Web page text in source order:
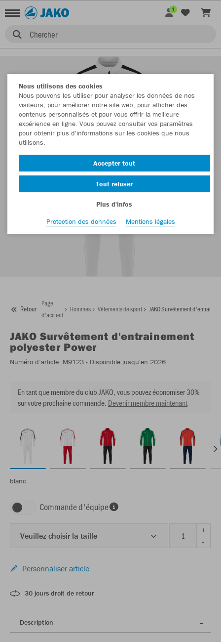
Chercher
1
Retour
Page
d'accueil
Hommes Vêtements de sport JAKO Survêtement
JAKO Survêtement d'entrainement
polyester Power
Numéro d’article: M9123 - Disponible jusqu'en 2026
En tant que membre du club JAKO, vous pouvez économiser 30%
sur votre prochaine commande. Devenir membre maintenant
blanc
Commande d'équipe
Veuillez choisir la taille
+
-
Personnaliser article
30 jours droit de retour
Description
Nous utilisons des cookies
Nous pouvons les utiliser pour analyser les données de nos
visiteurs, pour améliorer notre site web, pour afficher des
contenus personnalisés et pour vous offrir la meilleure
expérience en ligne. Vous pouvez consulter vos paramètres
pour obtenir plus d'informations sur les cookies que nous
utilisons.
Accepter tout
Tout refuser
Plus d'infos
Protection des données
Mentions légales